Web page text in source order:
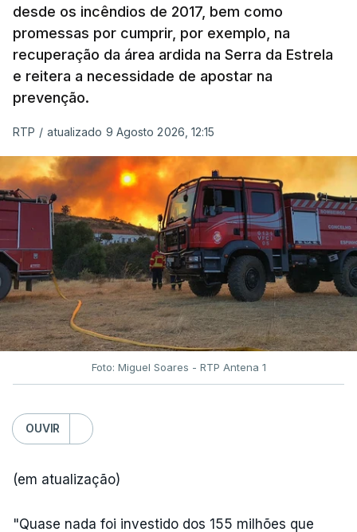
desde os incêndios de 2017, bem como
promessas por cumprir, por exemplo, na
recuperação da área ardida na Serra da Estrela
e reitera a necessidade de apostar na
prevenção.
RTP / atualizado 9 Agosto 2026, 12:15
Foto: Miguel Soares - RTP Antena 1
OUVIR
(em atualização)
"Quase nada foi investido dos 155 milhões que